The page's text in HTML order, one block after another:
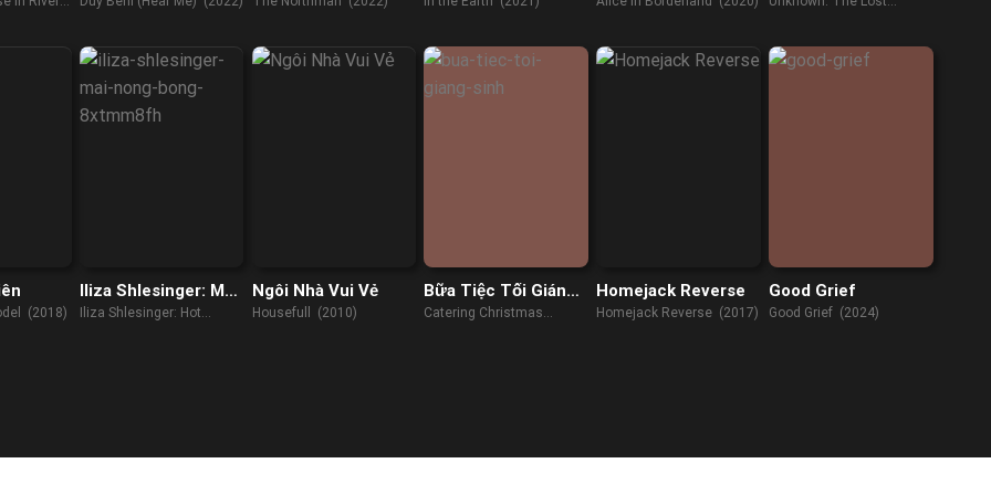
(2018)
Iliza Shlesinger: Mãi
Nóng Bỏng
Iliza Shlesinger: Hot
Ngôi Nhà Vui Vẻ
Housefull (2010)
Bữa Tiệc Tối Giáng
Sinh
Catering Christmas
Homejack Reverse
Homejack Reverse (2017)
Good Grief
Good Grief (2024)